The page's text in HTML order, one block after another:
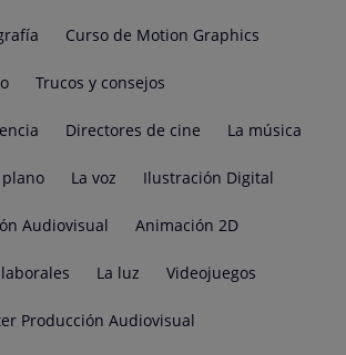
Curso de Motion Graphics
Trucos y consejos
Directores de cine La música
La voz Ilustración Digital
Audiovisual Animación 2D
La luz Videojuegos
Producción Audiovisual